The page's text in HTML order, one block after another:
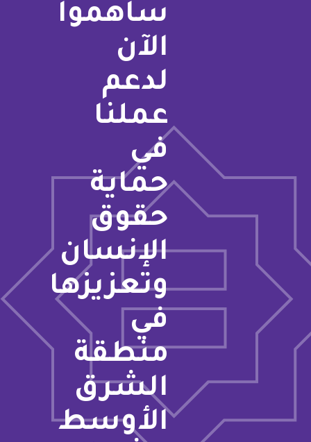
ساهموا
الآن
لدعم
عملنا
في
حماية
حقوق
الإنسان
وتعزيزها
في
منطقة
الشرق
الأوسط